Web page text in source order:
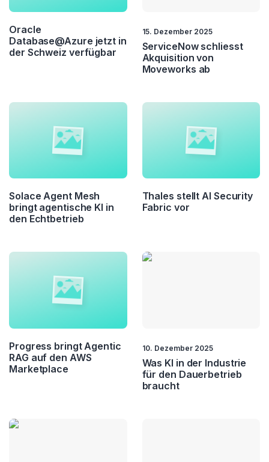
Quantentechnologie SDI
Oracle
Database@Azure jetzt in
der Schweiz verfügbar
15. Dezember 2025
ServiceNow schliesst
Akquisition von
Moveworks ab
Solace Agent Mesh
bringt agentische KI in
den Echtbetrieb
Thales stellt AI Security
Fabric vor
Progress bringt Agentic
RAG auf den AWS
Marketplace
10. Dezember 2025
Was KI in der Industrie
für den Dauerbetrieb
braucht